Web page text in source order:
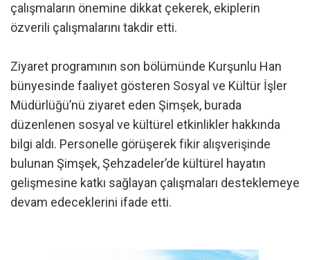
çalışmaların önemine dikkat çekerek, ekiplerin
özverili çalışmalarını takdir etti.
Ziyaret programının son bölümünde Kurşunlu Han
bünyesinde faaliyet gösteren Sosyal ve Kültür İşler
Müdürlüğü’nü ziyaret eden Şimşek, burada
düzenlenen sosyal ve kültürel etkinlikler hakkında
bilgi aldı. Personelle görüşerek fikir alışverişinde
bulunan Şimşek, Şehzadeler’de kültürel hayatın
gelişmesine katkı sağlayan çalışmaları desteklemeye
devam edeceklerini ifade etti.